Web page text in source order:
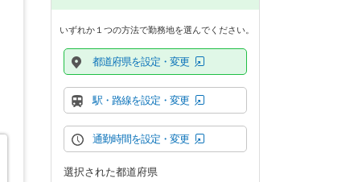
いずれか１つの方法で勤務地を選んでください。
都道府県を設定・変更
駅・路線を設定・変更
通勤時間を設定・変更
選択された都道府県